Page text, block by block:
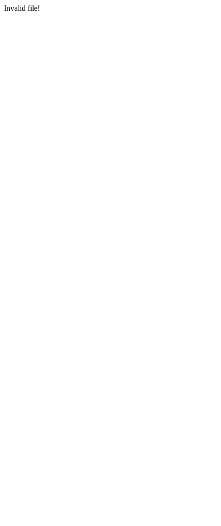
Invalid file!